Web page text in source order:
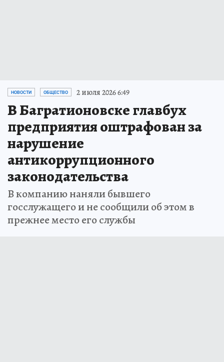
НОВОСТИ ОБЩЕСТВО 2 июля 2026 6:49
В Багратионовске главбух
предприятия оштрафован за
нарушение
антикоррупционного
законодательства
В компанию наняли бывшего
госслужащего и не сообщили об этом в
прежнее место его службы